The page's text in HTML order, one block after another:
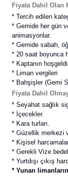
Fiyata Dahil Olan
* Tercih edilen
* Gemide her gün
animasyonlar.
* Gemide sabah,
* 20 saat boyunca
* Kaptanın
* Liman vergileri
* Bahşişler (Gemi
Fiyata Dahil
* Seyahat sağlık
* İçecekler.
* Kara turları.
* Güzellik merkezi
* Kişisel
* Gerekli Vize
* Yurtdışı çıkış
* Yunan